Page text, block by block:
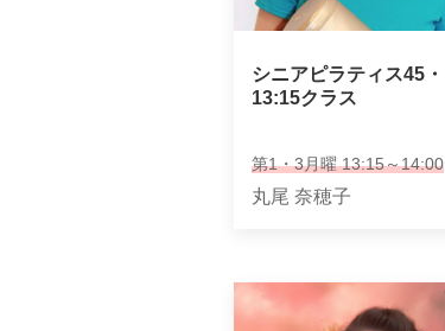
シニアピラティス45・
13:15クラス
第1・3月曜 13:15～14:00
丸尾 奈穂子